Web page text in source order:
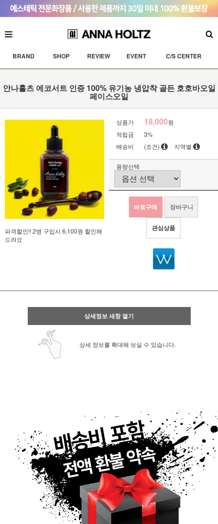
BRAND SHOP REVIEW EVENT C/S CENTER
안나홀츠 에코서트 인증 100% 유기농 냉압착 골든 호호바오일
페이스오일
파격할인!! 2병 구입시 6,100원 할인해
드려요
상품가 18,000원
적립금
3%
배송비
(조건) 지역별
용량선택
바로구매 장바구니
관심상품
상세정보 새창 열기
상세 정보를 확대해 보실 수 있습니다.